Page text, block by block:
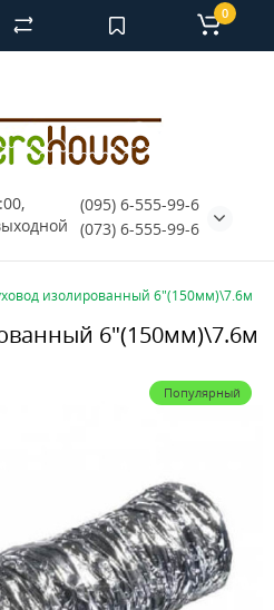
(095) 6-555-99-6
(073) 6-555-99-6
0
изолированный 6"(150мм)\7.6м
6"(150мм)\7.6м
Популярный